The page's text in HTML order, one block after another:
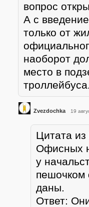
вопрос
А с
только от
наоборот
место в
Zvezdochka 19
Цитата из
Офисных
у
пешочком
даны.
Ответ: